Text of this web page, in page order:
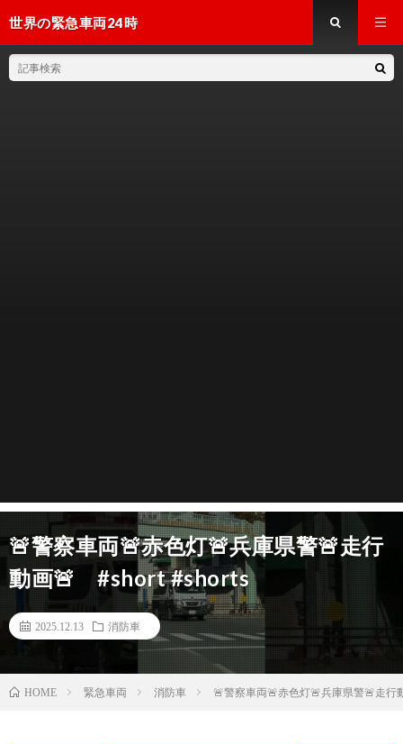
世界の緊急車両24時
🚨警察車両🚨赤色灯🚨兵庫県警🚨走行
動画🚨 #short #shorts
2025.12.13 消防車
HOME 緊急車両 消防車 🚨警察車両🚨赤色灯🚨兵庫県警🚨走